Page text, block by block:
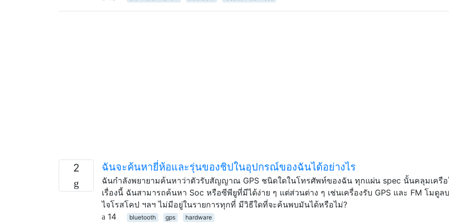
2 ฉันจะค้นหายี่ห้อและรุ่นของชิปในอุปกรณ์ของฉันได้อย่างไร
ฉันกำลังพยายามค้นหาว่าตัวรับสัญญาณ GPS ชนิดใดในโทรศัพท์ของฉัน ทุกแผ่น spec นั้นคลุมเครื
เรื่องนี้ ฉันสามารถค้นหา Soc หรือซีพียูที่มีได้ง่าย ๆ แต่ส่วนต่าง ๆ เช่นเครื่องรับ GPS และ FM โมดูล
ไจโรสโคป ฯลฯ ไม่มีอยู่ในรายการทุกที่ มีวิธีใดที่จะค้นพบมันได้หรือไม่?
14
bluetooth gps hardware